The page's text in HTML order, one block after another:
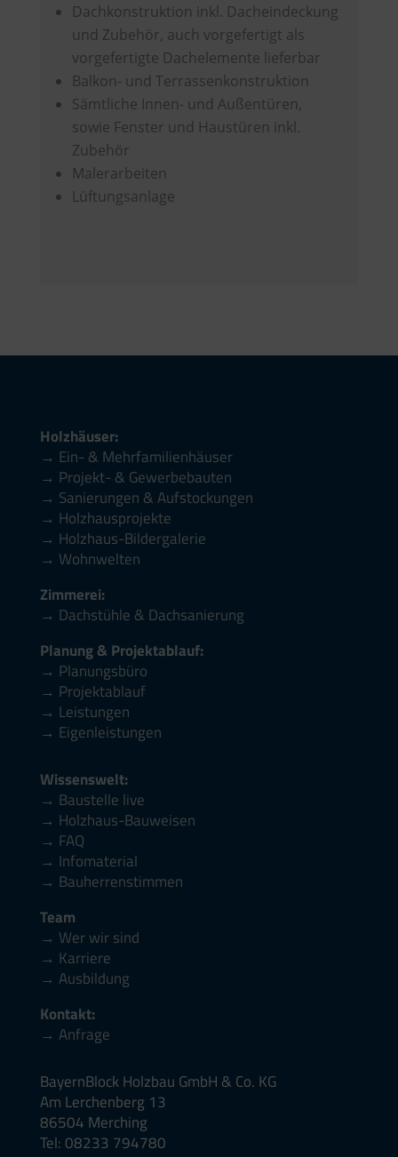
Dachkonstruktion inkl. Dacheindeckung
und Zubehör, auch vorgefertigt als
vorgefertigte Dachelemente lieferbar
Balkon- und Terrassenkonstruktion
Sämtliche Innen- und Außentüren,
sowie Fenster und Haustüren inkl.
Zubehör
Malerarbeiten
Lüftungsanlage
Holzhäuser:
→ Ein- & Mehrfamilienhäuser
→ Projekt- & Gewerbebauten
→ Sanierungen & Aufstockungen
→ Holzhausprojekte
→ Holzhaus-Bildergalerie
→ Wohnwelten
Zimmerei:
→ Dachstühle & Dachsanierung
Planung & Projektablauf:
→ Planungsbüro
→ Projektablauf
→ Leistungen
→ Eigenleistungen
Wissenswelt:
→ Baustelle live
→ Holzhaus-Bauweisen
→ FAQ
→ Infomaterial
→ Bauherrenstimmen
Team
→ Wer wir sind
→ Karriere
→ Ausbildung
Kontakt:
→ Anfrage
BayernBlock Holzbau GmbH & Co. KG
Am Lerchenberg 13
86504 Merching
Tel: 08233 794780